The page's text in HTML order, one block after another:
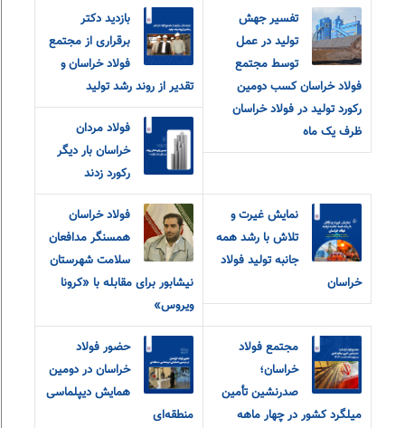
تفسیر جهش
تولید در عمل
توسط مجتمع
فولاد خراسان کسب دومین
رکورد تولید در فولاد خراسان
ظرف یک ماه
بازدید دکتر
برقراری از مجتمع
فولاد خراسان و
تقدیر از روند رشد تولید
فولاد مردان
خراسان بار دیگر
رکورد زدند
نمایش غیرت و
تلاش با رشد همه
جانبه تولید فولاد
خراسان
فولاد خراسان
همسنگر مدافعان
سلامت شهرستان
نیشابور برای مقابله با «کرونا
ویروس»
مجتمع فولاد
خراسان؛
صدرنشین تأمین
میلگرد کشور در چهار ماهه
حضور فولاد
خراسان در دومین
همایش دیپلماسی
منطقه‌ای